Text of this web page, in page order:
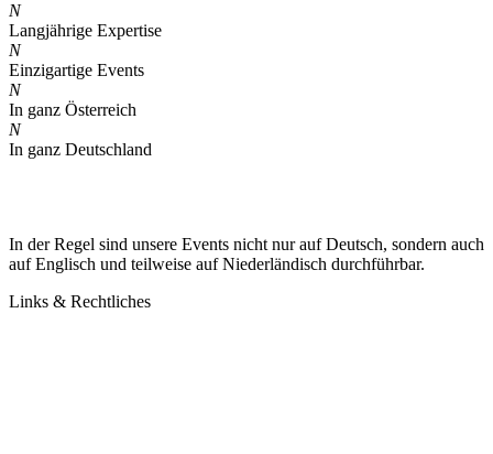
N
Langjährige Expertise
N
Einzigartige Events
N
In ganz Österreich
N
In ganz Deutschland
In der Regel sind unsere Events nicht nur auf Deutsch, sondern auch
auf Englisch und teilweise auf Niederländisch durchführbar.
Links & Rechtliches